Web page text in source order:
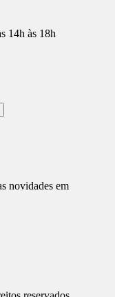
14h às 18h
novidades em